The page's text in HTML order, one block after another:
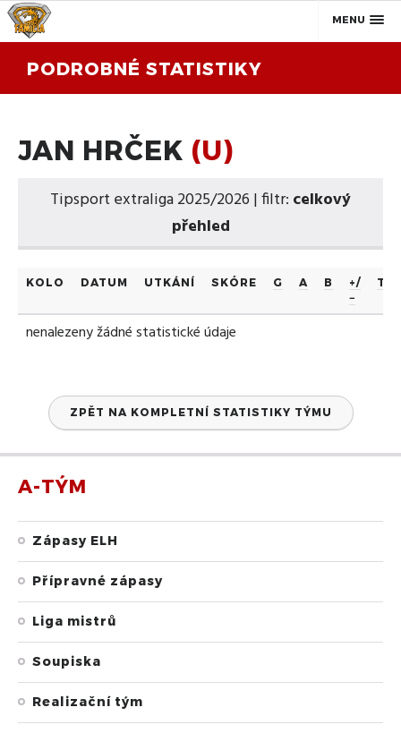
MENU
PODROBNÉ STATISTIKY
JAN HRČEK (U)
Tipsport extraliga 2025/2026 | filtr: celkový
přehled
KOLO DATUM UTKÁNÍ SKÓRE G A B
+/
−
nenalezeny žádné statistické údaje
ZPĚT NA KOMPLETNÍ STATISTIKY TÝMU
A-TÝM
Zápasy ELH
Přípravné zápasy
Liga mistrů
Soupiska
Realizační tým